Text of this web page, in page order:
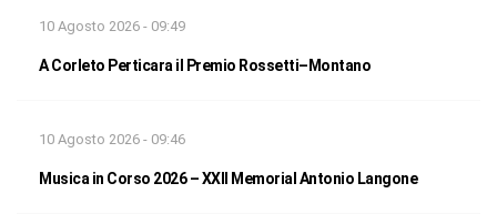
10 Agosto 2026 - 09:49
A Corleto Perticara il Premio Rossetti–Montano
10 Agosto 2026 - 09:46
Musica in Corso 2026 – XXII Memorial Antonio Langone